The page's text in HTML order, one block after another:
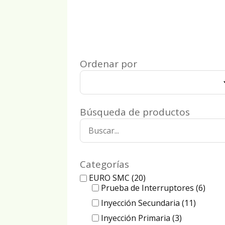
Ordenar por
Búsqueda de productos
Categorías
EURO SMC(20)
Prueba de Interruptores(6)
Inyección Secundaria(11)
Inyección Primaria(3)